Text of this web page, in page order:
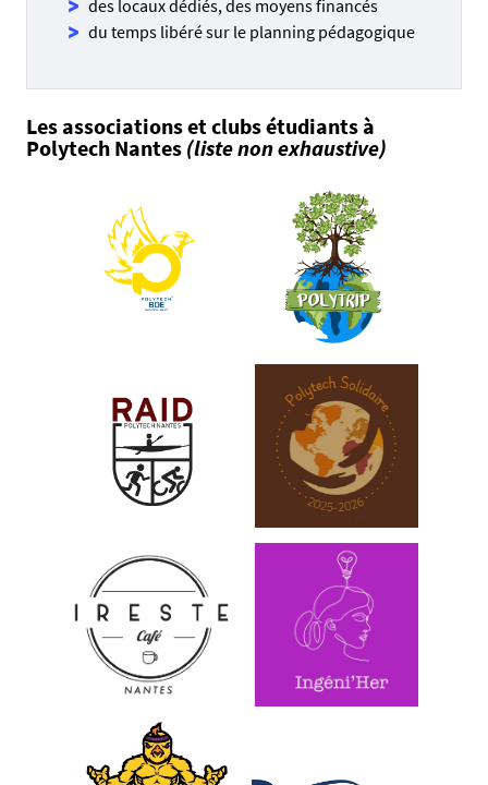
des locaux dédiés, des moyens financés
du temps libéré sur le planning pédagogique
Les associations et clubs étudiants à
Polytech Nantes (liste non exhaustive)